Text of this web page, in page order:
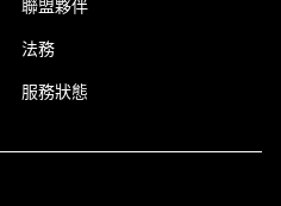
聯盟夥伴
法務
服務狀態